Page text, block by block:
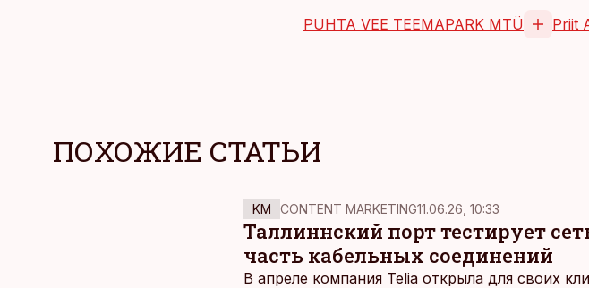
PUHTA VEE TEEMAPARK MTÜ Priit
ПОХОЖИЕ СТАТЬИ
KM CONTENT MARKETING11.06.26, 10:33
Таллиннский порт тестирует
часть кабельных соединений
В апреле компания Telia открыла для своих